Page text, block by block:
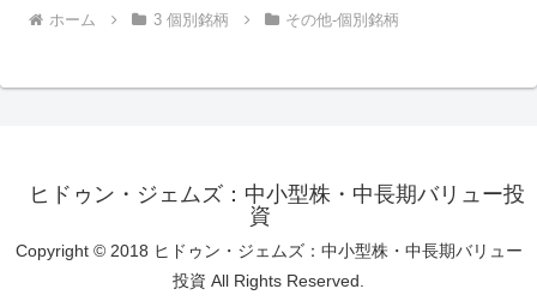
ホーム 3 個別銘柄 その他-個別銘柄
ヒドゥン・ジェムズ：中小型株・中長期バリュー投
資
Copyright © 2018 ヒドゥン・ジェムズ：中小型株・中長期バリュー
投資 All Rights Reserved.